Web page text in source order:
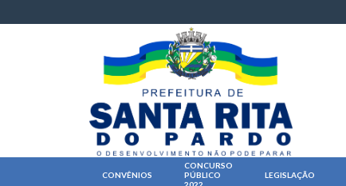
CONVÊNIOS
CONCURSO
PÚBLICO
2022
LEGISLAÇÃO